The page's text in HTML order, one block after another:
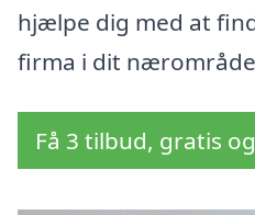
hjælpe dig med at
firma i dit
Få 3 tilbud, gratis